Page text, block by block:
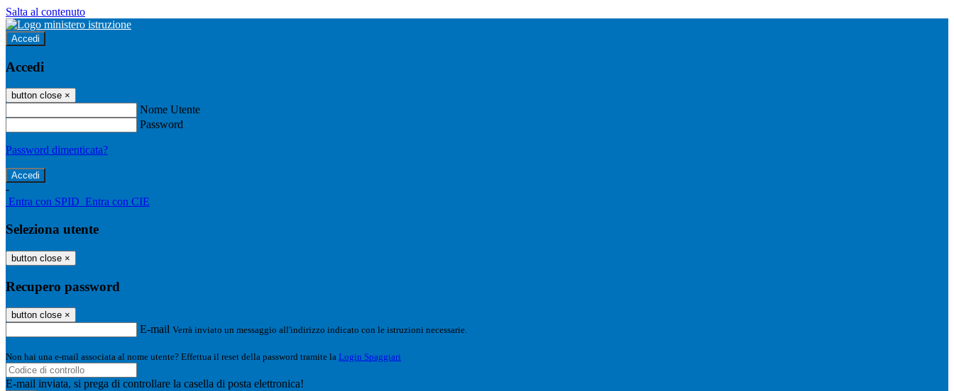
Salta al contenuto
Accedi
Accedi
button close ×
Nome Utente
Password
Password dimenticata?
-
Entra con SPID Entra con CIE
Seleziona utente
button close ×
Recupero password
button close ×
E-mail Verrà inviato un messaggio all'indirizzo indicato con le istruzioni necessarie.
Non hai una e-mail associata al nome utente? Effettua il reset della password tramite la Login Spaggiari
E-mail inviata, si prega di controllare la casella di posta elettronica!